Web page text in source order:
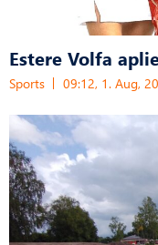
Estere Volfa
Sports 09:12, 1. Aug,